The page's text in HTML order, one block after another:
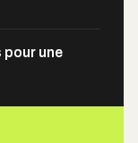
pour une